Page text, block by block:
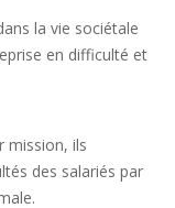
la vie sociétale
en difficulté et
mission, ils
des salariés par